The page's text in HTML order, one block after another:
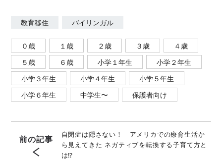
教育移住 バイリンガル
０歳 １歳 ２歳 ３歳
４歳
５歳
６歳 小学１年生
小学２年生
小学３年生
小学４年生
小学５年生
小学６年生
中学生〜 保護者向け
前の記事
自閉症は隠さない！ アメリカでの療育生活か
ら見えてきた ネガティブを転換する子育て方と
は⁉